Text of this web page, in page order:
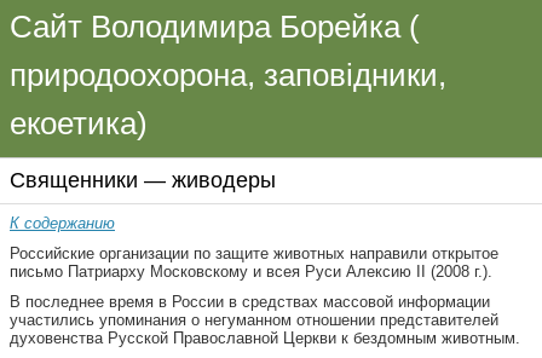
Сайт Володимира Борейка (
природоохорона, заповідники,
екоетика)
Священники — живодеры
К содержанию
Российские организации по защите животных направили открытое
письмо Патриарху Московскому и всея Руси Алексию II (2008 г.).
В последнее время в России в средствах массовой информации
участились упоминания о негуманном отношении представителей
духовенства Русской Православной Церкви к бездомным животным.